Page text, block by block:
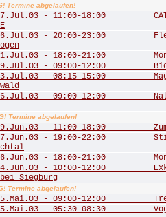
Termine abgelaufen!
- 11:00-18:00 CATS
- 20:00-23:00
- 18:00-21:00
- 09:00-12:00
- 08:15-15:00
- 09:00-12:00
Termine abgelaufen!
- 11:00-18:00 Zum
- 19:00-22:00
- 18:00-21:00
- 10:00-12:00
bei Siegburg
Termine abgelaufen!
- 09:00-12:00
- 05:30-08:30